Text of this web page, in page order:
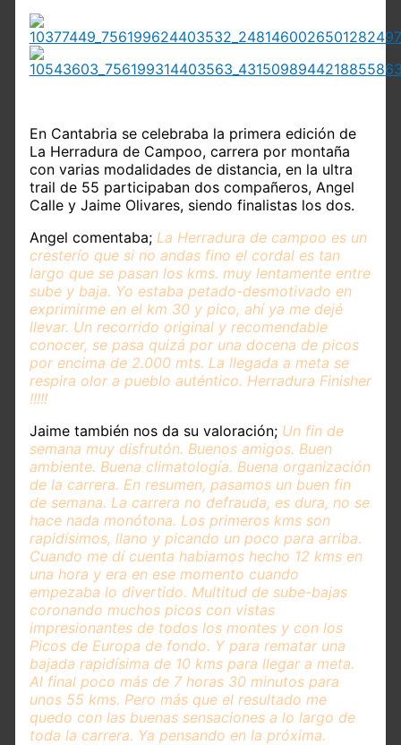
En Cantabria se celebraba la primera edición de
La Herradura de Campoo, carrera por montaña
con varias modalidades de distancia, en la ultra
trail de 55 participaban dos compañeros, Angel
Calle y Jaime Olivares, siendo finalistas los dos.
Angel comentaba; La Herradura de campoo es un
cresterío que si no andas fino el cordal es tan
largo que se pasan los kms. muy lentamente entre
sube y baja. Yo estaba petado-desmotivado en
exprimirme en el km 30 y pico, ahí ya me dejé
llevar. Un recorrido original y recomendable
conocer, se pasa quizá por una docena de picos
por encima de 2.000 mts. La llegada a meta se
respira olor a pueblo auténtico. Herradura Finisher
!!!!!
Jaime también nos da su valoración; Un fin de
semana muy disfrutón. Buenos amigos. Buen
ambiente. Buena climatología. Buena organización
de la carrera. En resumen, pasamos un buen fin
de semana. La carrera no defrauda, es dura, no se
hace nada monótona. Los primeros kms son
rapidísimos, llano y picando un poco para arriba.
Cuando me dí cuenta habiamos hecho 12 kms en
una hora y era en ese momento cuando
empezaba lo divertido. Multitud de sube-bajas
coronando muchos picos con vistas
impresionantes de todos los montes y con los
Picos de Europa de fondo. Y para rematar una
bajada rapidísima de 10 kms para llegar a meta.
Al final poco más de 7 horas 30 minutos para
unos 55 kms. Pero más que el resultado me
quedo con las buenas sensaciones a lo largo de
toda la carrera. Ya pensando en la próxima.